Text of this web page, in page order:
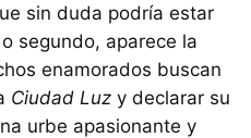
sin duda podría estar
segundo, aparece la
enamorados buscan
Ciudad Luz y declarar su
urbe apasionante y